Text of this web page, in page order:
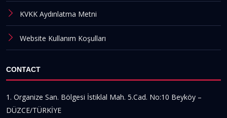
KVKK Aydınlatma Metni
Website Kullanım Koşulları
CONTACT
1. Organize San. Bölgesi İstiklal Mah. 5.Cad. No:10 Beyköy –
DÜZCE/TÜRKİYE